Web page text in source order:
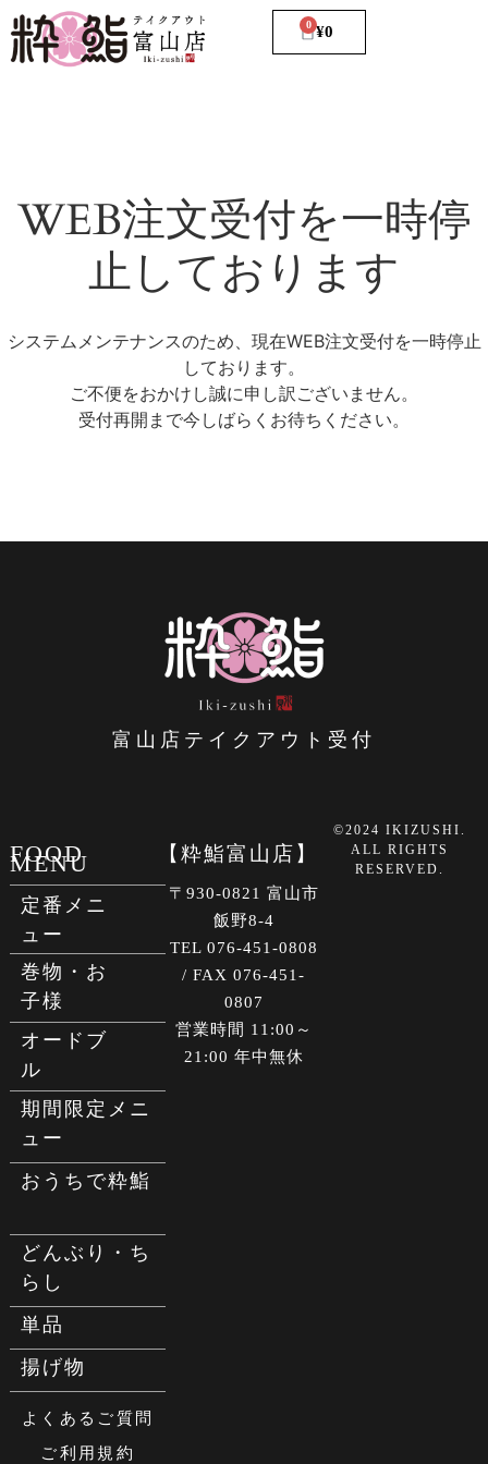
¥0
0
WEB注文受付を一時停
止しております
システムメンテナンスのため、現在WEB注文受付を一時停止
しております。
ご不便をおかけし誠に申し訳ございません。
受付再開まで今しばらくお待ちください。
富山店テイクアウト受付
FOOD
MENU
定番メニ
ュー
巻物・お
子様
オードブ
ル
期間限定メニ
ュー
おうちで粋鮨
どんぶり・ち
らし
単品
揚げ物
よくあるご質問
ご利用規約
【粋鮨富山店】
〒930-0821 富山市
飯野8-4
TEL 076-451-0808
/ FAX 076-451-
0807
営業時間 11:00～
21:00 年中無休
©2024 IKIZUSHI.
ALL RIGHTS
RESERVED.